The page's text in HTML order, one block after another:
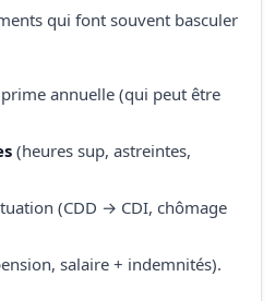
qui font souvent basculer
annuelle (qui peut être
(heures sup, astreintes,
(CDD → CDI, chômage
salaire + indemnités).